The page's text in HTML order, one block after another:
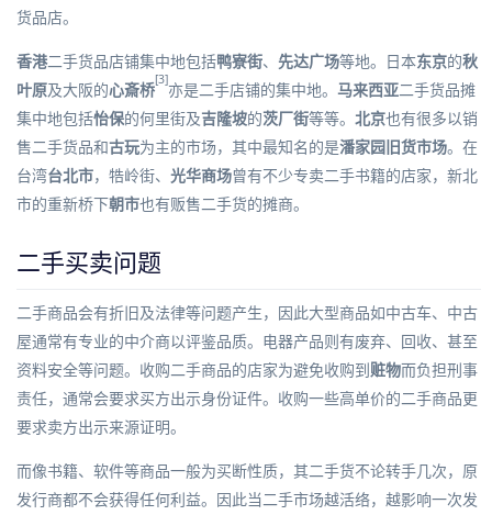
货品店。
香港二手货品店铺集中地包括鸭寮街、 先达广场等地。日本东京的秋
叶原及大阪的心斎桥[3]亦是二手店铺的集中地。 马来西亚二手货品摊
集中地包括怡保的何里街及吉隆坡的茨厂街等等。 北京也有很多以销
售二手货品和古玩为主的市场，其中最知名的是潘家园旧货市场。在
台湾台北市， 牿岭街、 光华商场曾有不少专卖二手书籍的店家，新北
市的重新桥下朝市也有贩售二手货的摊商。
二手买卖问题
二手商品会有折旧及法律等问题产生，因此大型商品如中古车、 中古
屋通常有专业的中介商以评鉴品质。电器产品则有废弃、回收、甚至
资料安全等问题。收购二手商品的店家为避免收购到赃物而负担刑事
责任，通常会要求买方出示身份证件。收购一些高单价的二手商品更
要求卖方出示来源证明。
而像书籍、软件等商品一般为买断性质，其二手货不论转手几次，原
发行商都不会获得任何利益。因此当二手市场越活络，越影响一次发